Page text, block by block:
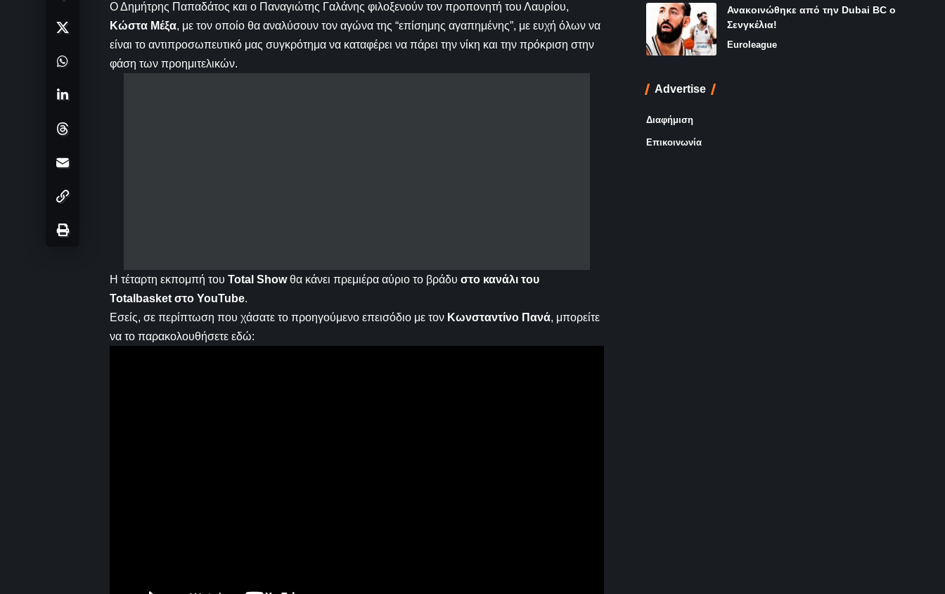
Ο Δημήτρης Παπαδάτος και ο Παναγιώτης Γαλάνης φιλοξενούν τον προπονητή του Λαυρίου,
Κώστα Μέξα, με τον οποίο θα αναλύσουν τον αγώνα της “επίσημης αγαπημένης”, με ευχή όλων να
είναι το αντιπροσωπευτικό μας συγκρότημα να καταφέρει να πάρει την νίκη και την πρόκριση στην
φάση των προημιτελικών.
Η τέταρτη εκπομπή του Total Showθα κάνει πρεμιέρα αύριο το βράδυ στο κανάλι του
Totalbasket στο YouTube.
Εσείς, σε περίπτωση που χάσατε το προηγούμενο επεισόδιο με τον Κωνσταντίνο Πανά, μπορείτε
να το παρακολουθήσετε εδώ:
Ανακοινώθηκε από την Dubai BC ο
Σενγκέλια!
Euroleague
Advertise
Διαφήμιση
Επικοινωνία